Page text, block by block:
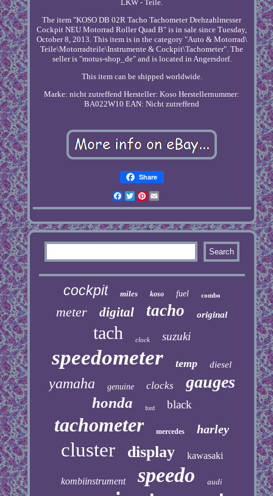
LKW - Teile.
The item "KOSO DB 02R Tacho Tachometer Drehzahlmesser
Cockpit NEU Motorrad Roller Quad B" is in sale since Tuesday,
October 8, 2013. This item is in the category "Auto & Motorrad\
Teile\Motorradteile\Instrumente & Cockpit\Tachometer". The
seller is "motus-shop_de" and is located in Angersdorf.
This item can be shipped worldwide.
Marke: nicht zutreffend Hersteller: Koso Herstellernummer:
BA022W10 EAN: Nicht zutreffend
Share
Facebook
TwitterPinterest
cockpit miles koso fuel combo
meter digital tacho original
tach clock suzuki
speedometer temp diesel
yamaha genuine clocks gauges
honda ford black
tachometer mercedes harley
cluster display kawasaki
kombiinstrument speedo audi